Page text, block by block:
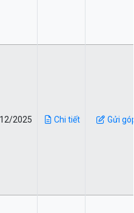
2025 Chi tiết Gửi